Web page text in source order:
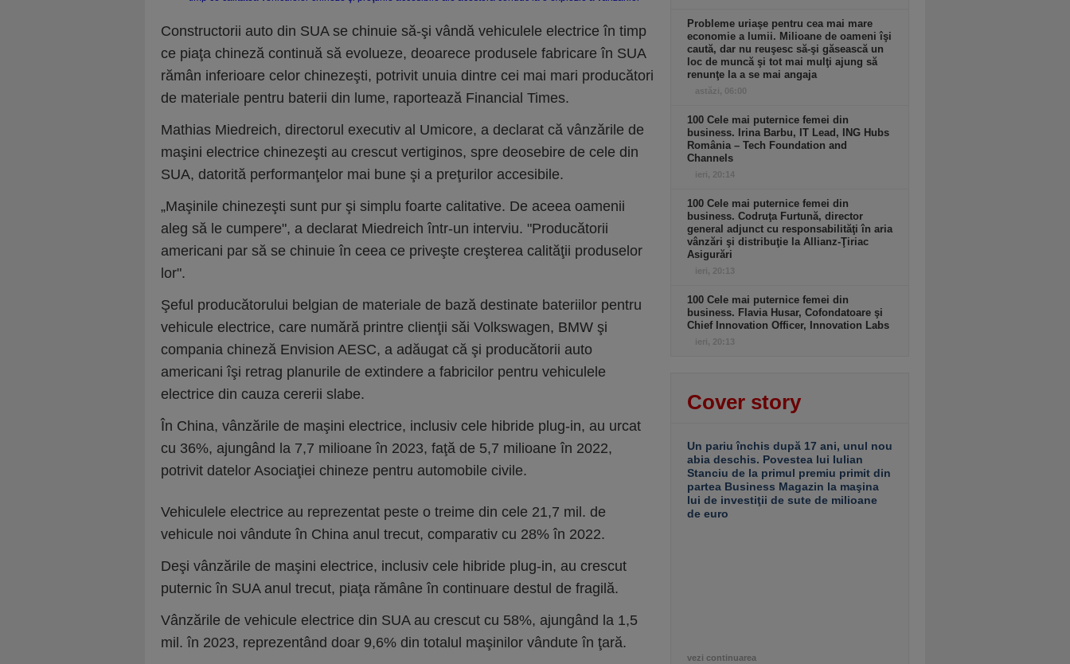
Constructorii auto din SUA se chinuie să-şi vândă vehiculele electrice în timp
ce piaţa chineză continuă să evolueze, deoarece produsele fabricare în SUA
rămân inferioare celor chinezeşti, potrivit unuia dintre cei mai mari producători
de materiale pentru baterii din lume, raportează Financial Times.
Mathias Miedreich, directorul executiv al Umicore, a declarat că vânzările de
maşini electrice chinezeşti au crescut vertiginos, spre deosebire de cele din
SUA, datorită performanţelor mai bune şi a preţurilor accesibile.
„Maşinile chinezeşti sunt pur şi simplu foarte calitative. De aceea oamenii
aleg să le cumpere", a declarat Miedreich într-un interviu. "Producătorii
americani par să se chinuie în ceea ce priveşte creşterea calităţii produselor
lor".
Şeful producătorului belgian de materiale de bază destinate bateriilor pentru
vehicule electrice, care numără printre clienţii săi Volkswagen, BMW şi
compania chineză Envision AESC, a adăugat că şi producătorii auto
americani îşi retrag planurile de extindere a fabricilor pentru vehiculele
electrice din cauza cererii slabe.
În China, vânzările de maşini electrice, inclusiv cele hibride plug-in, au urcat
cu 36%, ajungând la 7,7 milioane în 2023, faţă de 5,7 milioane în 2022,
potrivit datelor Asociaţiei chineze pentru automobile civile.
Vehiculele electrice au reprezentat peste o treime din cele 21,7 mil. de
vehicule noi vândute în China anul trecut, comparativ cu 28% în 2022.
Deşi vânzările de maşini electrice, inclusiv cele hibride plug-in, au crescut
puternic în SUA anul trecut, piaţa rămâne în continuare destul de fragilă.
Vânzările de vehicule electrice din SUA au crescut cu 58%, ajungând la 1,5
mil. în 2023, reprezentând doar 9,6% din totalul maşinilor vândute în ţară.
Probleme uriaşe pentru cea mai mare
economie a lumii. Milioane de oameni îşi
caută, dar nu reuşesc să-şi găsească un
loc de muncă şi tot mai mulţi ajung să
renunţe la a se mai angaja
astăzi, 06:00
100 Cele mai puternice femei din
business. Irina Barbu, IT Lead, ING Hubs
România – Tech Foundation and
Channels
ieri, 20:14
100 Cele mai puternice femei din
business. Codruţa Furtună, director
general adjunct cu responsabilităţi în aria
vânzări şi distribuţie la Allianz-Ţiriac
Asigurări
ieri, 20:13
100 Cele mai puternice femei din
business. Flavia Husar, Cofondatoare şi
Chief Innovation Officer, Innovation Labs
ieri, 20:13
Cover story
Un pariu închis după 17 ani, unul nou
abia deschis. Povestea lui Iulian
Stanciu de la primul premiu primit din
partea Business Magazin la maşina
lui de investiţii de sute de milioane
de euro
vezi continuarea